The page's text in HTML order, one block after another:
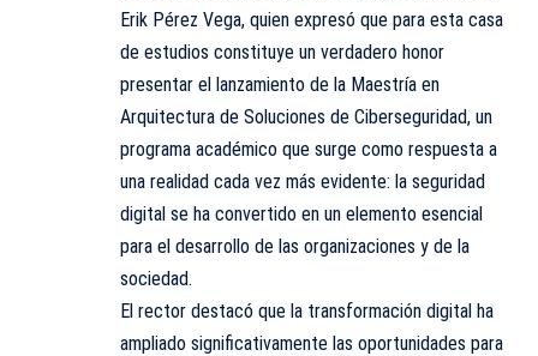
Erik Pérez Vega, quien expresó que para esta casa
de estudios constituye un verdadero honor
presentar el lanzamiento de la Maestría en
Arquitectura de Soluciones de Ciberseguridad, un
programa académico que surge como respuesta a
una realidad cada vez más evidente: la seguridad
digital se ha convertido en un elemento esencial
para el desarrollo de las organizaciones y de la
sociedad.
El rector destacó que la transformación digital ha
ampliado significativamente las oportunidades para